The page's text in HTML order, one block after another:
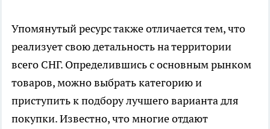
Упомянутый ресурс также отличается тем, что
реализует свою детальность на территории
всего СНГ. Определившись с основным рынком
товаров, можно выбрать категорию и
приступить к подбору лучшего варианта для
покупки. Известно, что многие отдают